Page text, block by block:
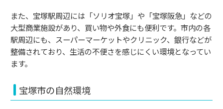
また、宝塚駅周辺には「ソリオ宝塚」や「宝塚阪急」などの
大型商業施設があり、買い物や外食にも便利です。市内の各
駅周辺にも、スーパーマーケットやクリニック、銀行などが
整備されており、生活の不便さを感じにくい環境となってい
ます。
宝塚市の自然環境